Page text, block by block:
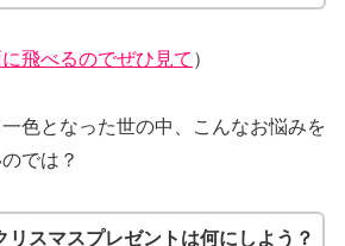
飛べるのでぜひ見て ）
色となった世の中、こんなお悩みを
では？
リスマスプレゼントは何にしよう？